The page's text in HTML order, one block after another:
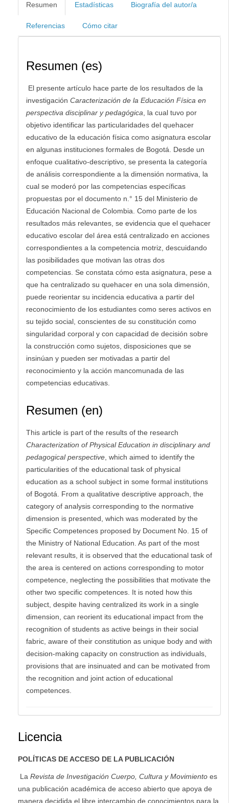
Resumen Estadísticas Biografía del autor/a
Referencias Cómo citar
Resumen (es)
El presente artículo hace parte de los resultados de la
investigación Caracterización de la Educación Física en
perspectiva disciplinar y pedagógica , la cual tuvo por
objetivo identificar las particularidades del quehacer
educa­tivo de la educación física como asignatura escolar
en algunas instituciones formales de Bogotá. Desde un
enfoque cualitativo-descriptivo, se presenta la categoría
de análisis correspondiente a la dimensión normativa, la
cual se moderó por las competencias específicas
propuestas por el documento n.° 15 del Ministerio de
Educación Nacional de Colombia. Como parte de los
resultados más relevantes, se evidencia que el quehacer
educativo escolar del área está centralizado en acciones
correspondientes a la competencia motriz, descuidando
las posibilidades que motivan las otras dos
competencias. Se constata cómo esta asignatura, pese a
que ha centralizado su quehacer en una sola dimensión,
puede reorientar su incidencia educativa a partir del
reconocimiento de los estudiantes como seres activos en
su tejido social, conscientes de su constitución como
singularidad corporal y con capacidad de decisión sobre
la construcción como sujetos, disposiciones que se
insinúan y pueden ser motivadas a partir del
reconocimiento y la acción mancomunada de las
competencias educativas.
Resumen (en)
This article is part of the results of the research
Characterization of Physical Education in disciplinary and
pedagogical perspective , which aimed to iden­tify the
particularities of the educational task of physical
education as a school subject in some formal institutions
of Bogotá. From a qualitative des­criptive approach, the
category of analysis corresponding to the normative
dimension is presented, which was moderated by the
Specific Competences proposed by Document No. 15 of
the Ministry of National Education. As part of the most
relevant results, it is observed that the educational task of
the area is centered on actions corresponding to motor
competence, ne­glecting the possibilities that motivate the
other two specific competences. It is noted how this
subject, despite having centralized its work in a single
dimension, can reorient its educational impact from the
recognition of stu­dents as active beings in their social
fabric, aware of their constitution as unique body and with
decision-making capacity on construction as individuals,
provisions that are insinuated and can be motivated from
the recog­nition and joint action of educational
competences.
Licencia
POLÍTICAS DE ACCESO DE LA PUBLICACIÓN
La Revista de Investigación Cuerpo, Cultura y Movimiento es
una publicación académica de acceso abierto que apoya de
manera decidida el libre intercambio de conocimientos para la